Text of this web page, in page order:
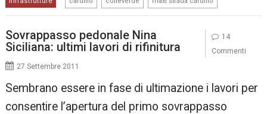
Sovrappasso pedonale Nina
Siciliana: ultimi lavori di rifinitura
27 Settembre 2011
Sembrano essere in fase di ultimazione i lavori per
consentire l’apertura del primo sovrappasso
14
Commenti